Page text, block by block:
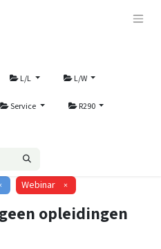
L/L L/W
Service R290
Webinar ×
opleidingen